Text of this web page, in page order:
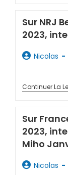
Sur NRJ
2023,
Nicolas
Continuer La
Sur
2023,
Miho
Nicolas